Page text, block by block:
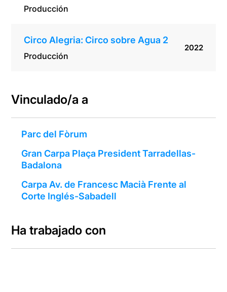
Producción
Circo Alegria: Circo sobre Agua 2
Producción
2022
Vinculado/a a
Parc del Fòrum
Gran Carpa Plaça President Tarradellas-
Badalona
Carpa Av. de Francesc Macià Frente al
Corte Inglés-Sabadell
Ha trabajado con